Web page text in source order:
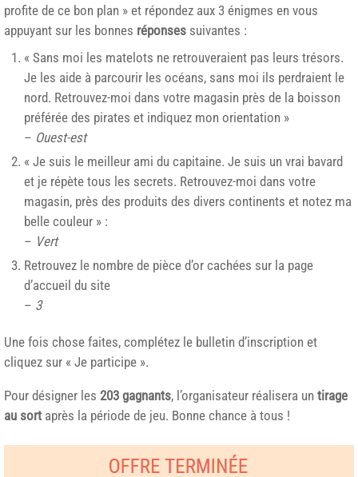
profite de ce bon plan » et répondez aux 3 énigmes en vous
appuyant sur les bonnes réponses suivantes :
« Sans moi les matelots ne retrouveraient pas leurs trésors.
Je les aide à parcourir les océans, sans moi ils perdraient le
nord. Retrouvez-moi dans votre magasin près de la boisson
préférée des pirates et indiquez mon orientation »
– Ouest-est
« Je suis le meilleur ami du capitaine. Je suis un vrai bavard
et je répète tous les secrets. Retrouvez-moi dans votre
magasin, près des produits des divers continents et notez ma
belle couleur » :
– Vert
Retrouvez le nombre de pièce d’or cachées sur la page
d’accueil du site
– 3
Une fois chose faites, complétez le bulletin d’inscription et
cliquez sur « Je participe ».
Pour désigner les 203 gagnants, l’organisateur réalisera un tirage
au sort après la période de jeu. Bonne chance à tous !